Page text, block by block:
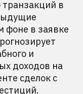
транзакций в
фоне в заявке
и
доходов на
сделок с